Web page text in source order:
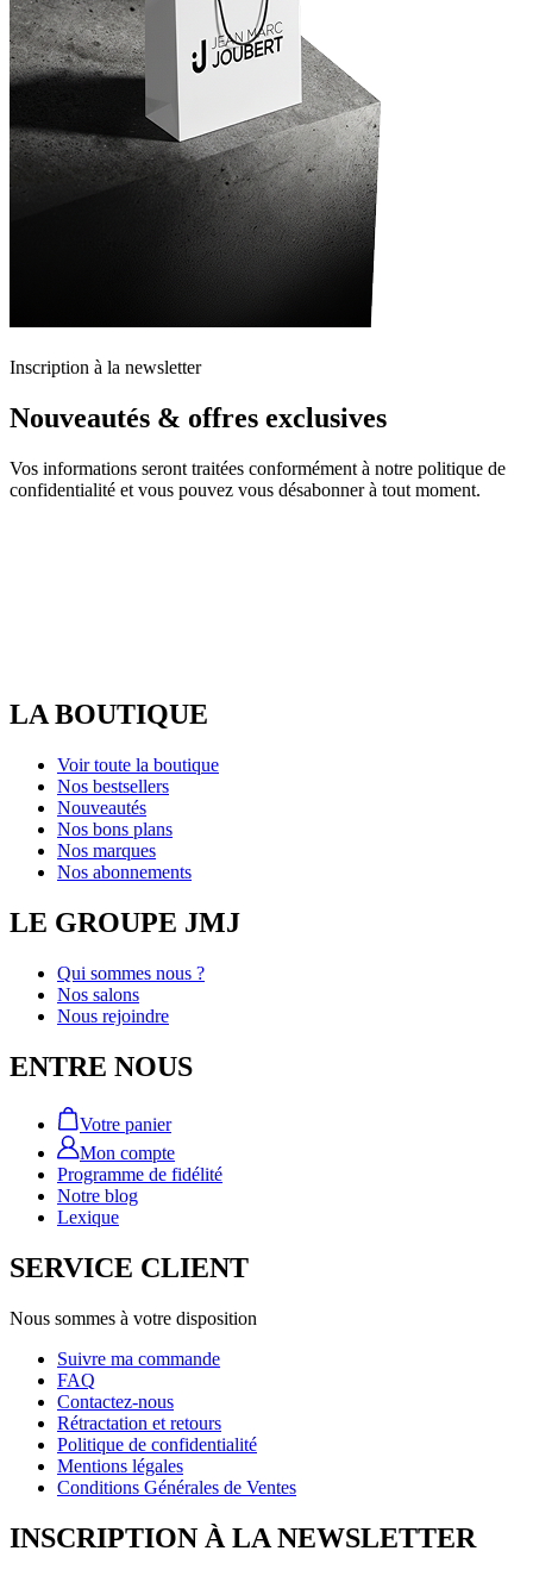
Inscription à la newsletter
Nouveautés & offres exclusives
Vos informations seront traitées conformément à notre politique de
confidentialité et vous pouvez vous désabonner à tout moment.
LA BOUTIQUE
Voir toute la boutique
Nos bestsellers
Nouveautés
Nos bons plans
Nos marques
Nos abonnements
LE GROUPE JMJ
Qui sommes nous ?
Nos salons
Nous rejoindre
ENTRE NOUS
Votre panier
Mon compte
Programme de fidélité
Notre blog
Lexique
SERVICE CLIENT
Nous sommes à votre disposition
Suivre ma commande
FAQ
Contactez-nous
Rétractation et retours
Politique de confidentialité
Mentions légales
Conditions Générales de Ventes
INSCRIPTION À LA NEWSLETTER